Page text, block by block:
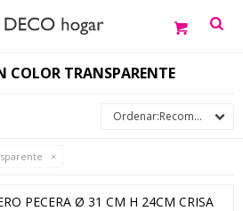
COLOR TRANSPARENTE
Recomendados
PECERA Ø 31 CM H 24CM CRISA